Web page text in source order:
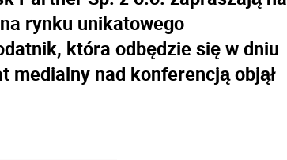
rynku unikatowego
która odbędzie się w dniu
medialny nad konferencją objął